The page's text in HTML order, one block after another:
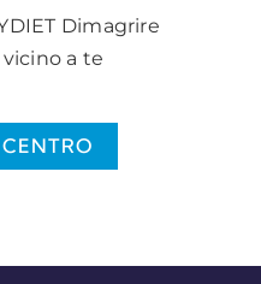
Dimagrire
a te